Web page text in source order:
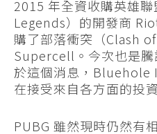
2015 年全資收購英雄
Legends）的開發商
購了部落衝突（Clash
Supercell。今次也是
於這個消息，Bluehole
在接受來自各方面的投
PUBG 雖然現時仍然有